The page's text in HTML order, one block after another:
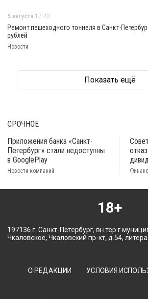
5 августа 12:42
Ремонт пешеходного тоннеля в Санкт-
рублей
Новости
Показать ещё
СРОЧНОЕ
Приложения банка «Санкт-
Петербург» стали недоступны
в GooglePlay
Новости компаний
18+
197136 г. Санкт-Петербург,
Чкаловское, Чкаловский пр-кт, д.54,
О РЕДАКЦИИ УСЛОВИЯ